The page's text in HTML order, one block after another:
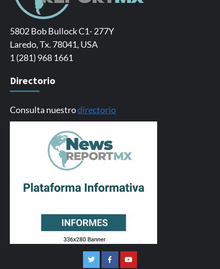
5802 Bob Bullock C1- 277Y
Laredo, Tx. 78041, USA
1 (281) 968 1661
Directorio
Consulta nuestrodirectorio
TwitterFacebookYoutube